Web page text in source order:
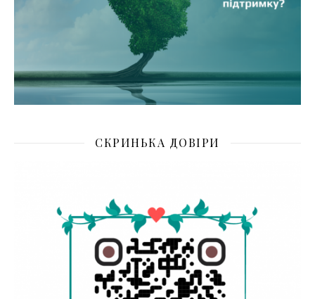
СКРИНЬКА ДОВІРИ